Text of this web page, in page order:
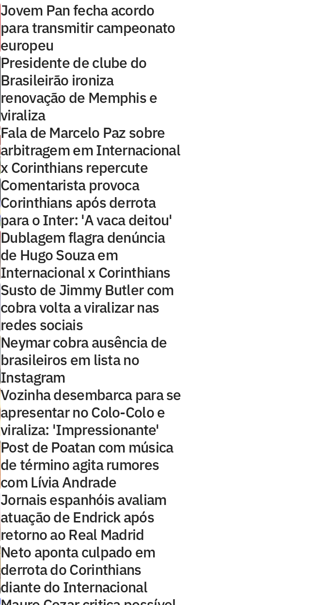
Jovem Pan fecha acordo
para transmitir campeonato
europeu
Presidente de clube do
Brasileirão ironiza
renovação de Memphis e
viraliza
Fala de Marcelo Paz sobre
arbitragem em Internacional
x Corinthians repercute
Comentarista provoca
Corinthians após derrota
para o Inter: 'A vaca deitou'
Dublagem flagra denúncia
de Hugo Souza em
Internacional x Corinthians
Susto de Jimmy Butler com
cobra volta a viralizar nas
redes sociais
Neymar cobra ausência de
brasileiros em lista no
Instagram
Vozinha desembarca para se
apresentar no Colo-Colo e
viraliza: 'Impressionante'
Post de Poatan com música
de término agita rumores
com Lívia Andrade
Jornais espanhóis avaliam
atuação de Endrick após
retorno ao Real Madrid
Neto aponta culpado em
derrota do Corinthians
diante do Internacional